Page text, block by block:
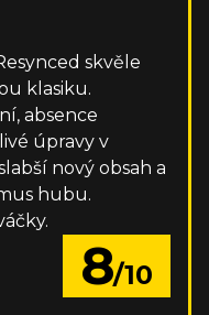
skvěle
klasiku.
absence
úpravy v
nový obsah a
hubu.
8/10